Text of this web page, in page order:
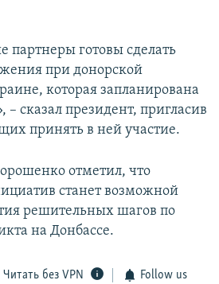
готовы сделать
при донорской
которая запланирована
– сказал президент, пригласив
принять в ней участие.
отметил, что
станет возможной
решительных шагов по
на Донбассе.
Читать без VPN Follow us